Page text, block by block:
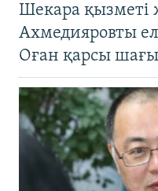
Шекара қызметі
Ахмедияровты
Оған қарсы